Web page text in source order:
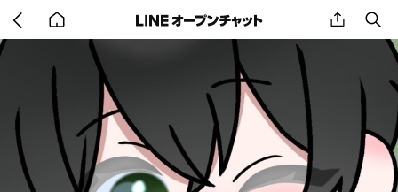
back
to
home
share